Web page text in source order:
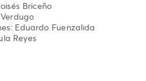
Briceño
Eduardo Fuenzalida
Reyes